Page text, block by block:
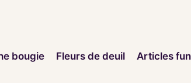
bougie Fleurs de deuil Articles